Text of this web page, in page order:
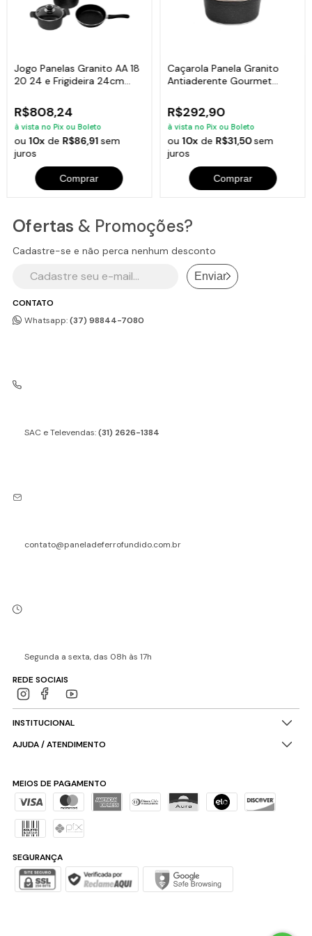
Especificações Técnicas:
Modelo: Temperatti.
Largura: 20cm.
Fundo: 5mm.
Altura: 16cm.
Linha: Nigro.
01 Caçarola Antiaderente Cerâmico Temperatti Nigro AM TV
20cm.
Código: 2141JAV
Jogo Panelas Granito AA 18
20 24 e Frigideira 24cm
R$808,24
à vista no Pix ou Boleto
ou10x de R$86,91sem
juros
Comprar
Caçarola Panela Granito
Antiaderente Gourmet
R$292,90
à vista no Pix ou Boleto
ou10x de R$31,50sem
juros
Comprar
CONTATO
Whatsapp:(37) 98844-7080
SAC e Televendas:(31) 2626-1384
contato@paneladeferrofundido.com.br
Segunda a sexta, das 08h às 17h
REDE SOCIAIS
INSTITUCIONAL
AJUDA / ATENDIMENTO
Ofertas & Promoções?
Cadastre-se e não perca nenhum desconto
Enviar
MEIOS DE PAGAMENTO
SEGURANÇA